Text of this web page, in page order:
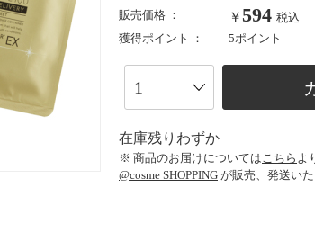
販売価格 ： ￥ 594 税込
獲得ポイント ：
5ポイント
在庫残りわずか
※ 商品のお届けについては こちら よ
@cosme SHOPPING が販売、発送いた